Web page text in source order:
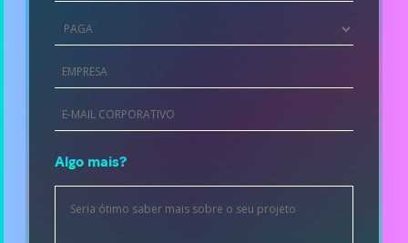
*
email
Algo mais?
details